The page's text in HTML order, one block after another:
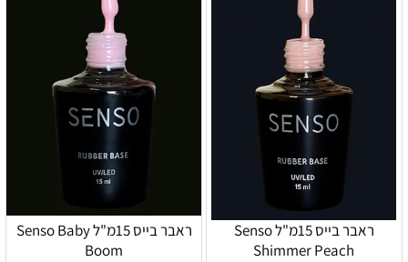
ראבר בייס 15מ"ל Senso
Shimmer Peach
ראבר בייס 15מ"ל Senso Baby
Boom